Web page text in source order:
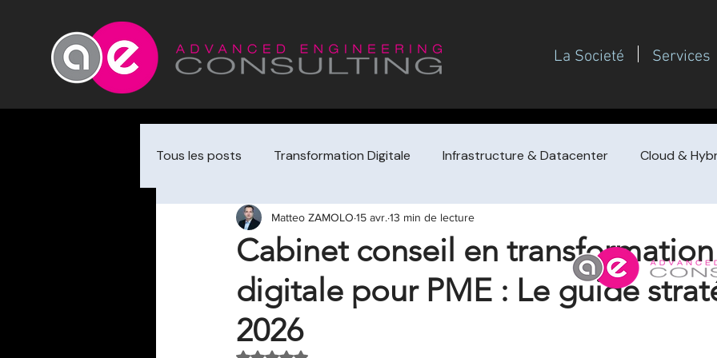
La Societé Services
Tous les posts Transformation Digitale Infrastructure & Datacenter Cloud &
Cybersécurité & Audit Gouvernance SI
Data & Analytics Choix de prestataire Achat de conseil (guides dirigeants
Transformation / change
Cabinet conseil en transformation
digitale pour PME : Le guide
2026
Matteo ZAMOLO 15 avr. 13 min de lecture